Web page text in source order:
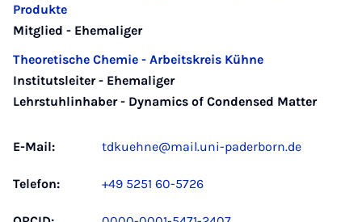
Produkte
Mitglied - Ehemaliger
Theoretische Chemie - Arbeitskreis Kühne
Institutsleiter - Ehemaliger
Lehrstuhlinhaber - Dynamics of Condensed Matter
E-Mail: tdkuehne@mail.uni-paderborn.de
Telefon: +49 5251 60-5726